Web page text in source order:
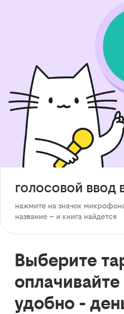
голосовой ввод
нажмите на значок
название – и книга найдется
Выберите
оплачивайте
удобно -